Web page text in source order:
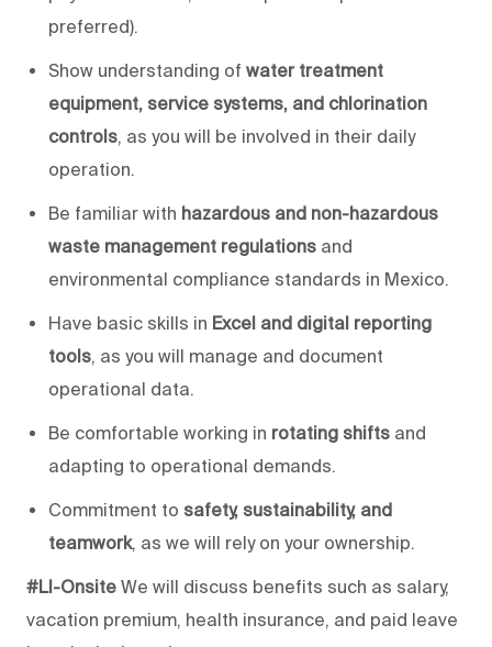
preferred).
Show understanding of water treatment
equipment, service systems, and chlorination
controls, as you will be involved in their daily
operation.
Be familiar with hazardous and non-hazardous
waste management regulations and
environmental compliance standards in Mexico.
Have basic skills in Excel and digital reporting
tools, as you will manage and document
operational data.
Be comfortable working in rotating shifts and
adapting to operational demands.
Commitment to safety, sustainability, and
teamwork, as we will rely on your ownership.
#LI-Onsite We will discuss benefits such as salary,
vacation premium, health insurance, and paid leave